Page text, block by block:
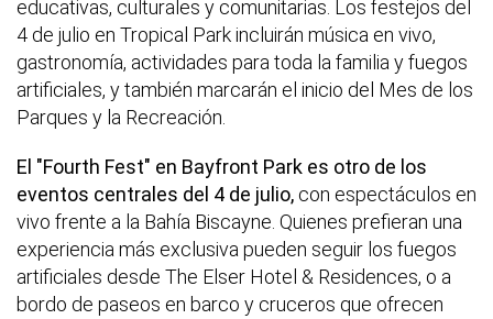
educativas, culturales y comunitarias. Los festejos del
4 de julio en Tropical Park incluirán música en vivo,
gastronomía, actividades para toda la familia y fuegos
artificiales, y también marcarán el inicio del Mes de los
Parques y la Recreación.
El "Fourth Fest" en Bayfront Park es otro de los
eventos centrales del 4 de julio, con espectáculos en
vivo frente a la Bahía Biscayne. Quienes prefieran una
experiencia más exclusiva pueden seguir los fuegos
artificiales desde The Elser Hotel & Residences, o a
bordo de paseos en barco y cruceros que ofrecen